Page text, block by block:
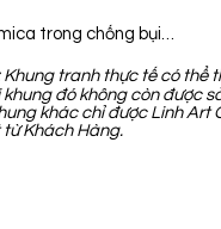
trong chống bụi…
tranh thực tế có thể
đó không còn được
khác chỉ được Linh Art
Khách Hàng.